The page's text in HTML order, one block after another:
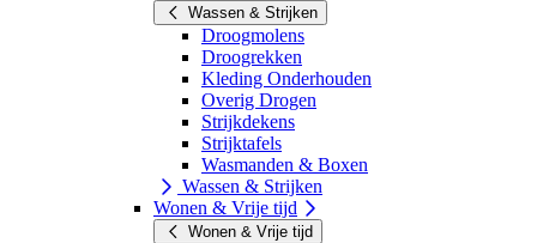
Wassen & Strijken
Droogmolens
Droogrekken
Kleding Onderhouden
Overig Drogen
Strijkdekens
Strijktafels
Wasmanden & Boxen
Wassen & Strijken
Wonen & Vrije tijd
Wonen & Vrije tijd